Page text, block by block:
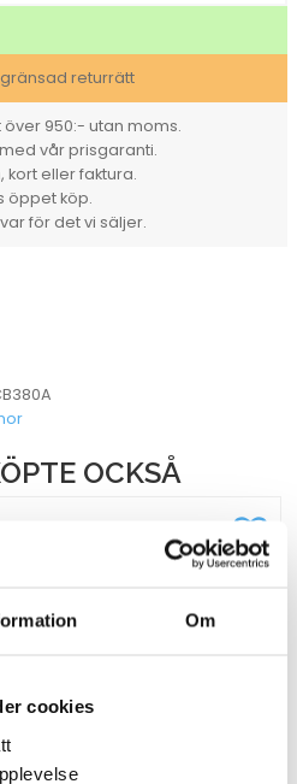
Om
cookies
returrätt
över 950:- utan moms.
vår prisgaranti.
kort eller faktura.
öppet köp.
för det vi säljer.
OCKSÅ